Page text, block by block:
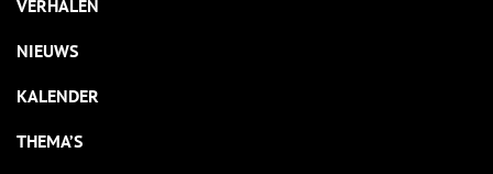
VERHALEN
NIEUWS
KALENDER
THEMA’S